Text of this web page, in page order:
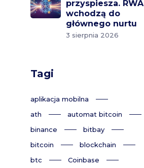
przyspiesza. RWA
wchodzą do
głównego nurtu
3 sierpnia 2026
Tagi
aplikacja mobilna
ath
automat bitcoin
binance
bitbay
bitcoin
blockchain
btc
Coinbase